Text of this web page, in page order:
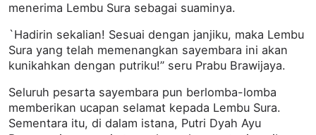
menerima Lembu Sura sebagai suaminya.
`Hadirin sekalian! Sesuai dengan janjiku, maka Lembu
Sura yang telah memenangkan sayembara ini akan
kunikahkan dengan putriku!” seru Prabu Brawijaya.
Seluruh pesarta sayembara pun berlomba-lomba
memberikan ucapan selamat kepada Lembu Sura.
Sementara itu, di dalam istana, Putri Dyah Ayu